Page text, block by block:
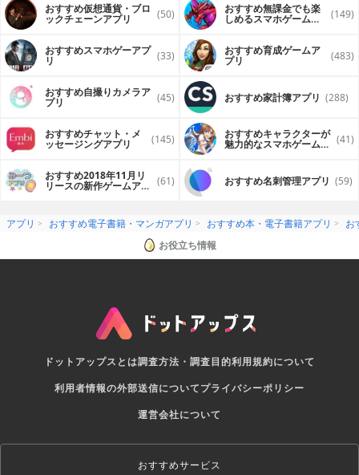
おすすめ仮想通貨・ブロ
ックチェーンアプリ (50) おすすめ無課金でも楽
しめるスマホゲームア (149)
おすすめスマホゲーアプ
リ (33) おすすめ育成ゲームア
プリ (483)
おすすめ自撮りカメラア
プリ (45) おすすめ家計簿アプリ (288)
おすすめチャット・メ
ッセージングアプリ (145) おすすめキャラクターが
魅力的なスマホゲームア (41)
おすすめ2018年11月リ
リースの新作ゲームアプ (61) おすすめ名刺管理アプリ (59)
アプリ おすすめ電子書籍・マンガアプリ おすすめ本・電子書籍アプリ
お
お役立ち情報
ドットアップスとは調査方法・調査目的利用規約について
利用者情報の外部送信についてプライバシーポリシー
運営会社について
おすすめサービス